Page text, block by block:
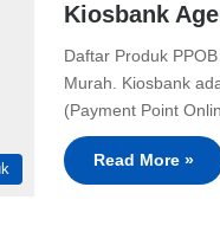
Kiosbank
Daftar Produk
Murah. Kiosbank
(Payment Point
Read More »